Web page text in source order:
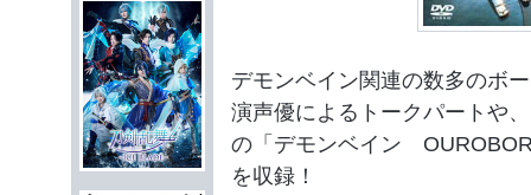
デモンベイン関連の数多のボ
演声優によるトークパートや
の「デモンベイン
を収録！